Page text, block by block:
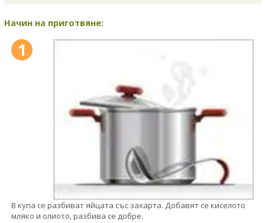
Начин на приготвяне:
1
В купа се разбиват яйцата със захарта. Добавят се киселото
мляко и олиото, разбива се добре.